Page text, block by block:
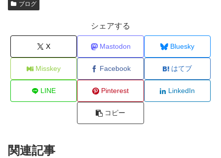
ブログ
シェアする
X Mastodon Bluesky
Misskey Facebook はてブ
LINE Pinterest LinkedIn
コピー
関連記事